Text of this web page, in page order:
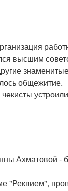
высшим
общежитие.
Ахматовой -
"Реквием",